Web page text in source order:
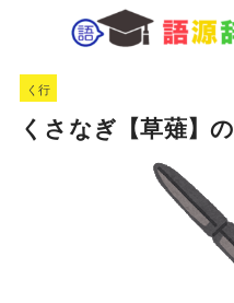
く行
くさなぎ【草薙】